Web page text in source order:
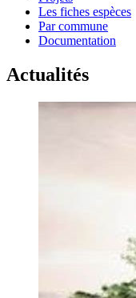
Les fiches espèces
Par commune
Documentation
Actualités